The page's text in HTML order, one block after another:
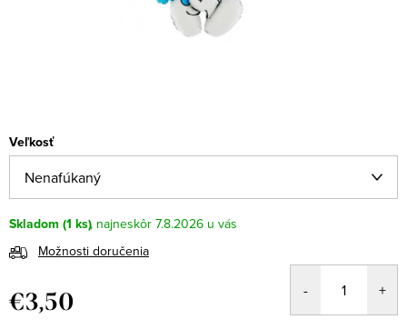
Veľkosť
Skladom (1 ks)
7.8.2026
Možnosti doručenia
€3,50